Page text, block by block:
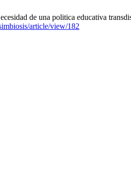
de una politica educativa
article/view/182